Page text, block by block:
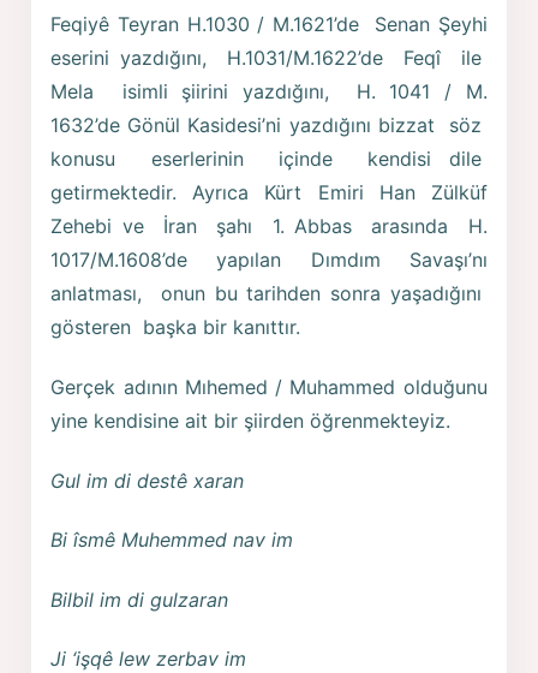
Feqiyê Teyran H.1030 / M.1621’de Senan Şeyhi
eserini yazdığını, H.1031/M.1622’de Feqî ile
Mela isimli şiirini yazdığını, H. 1041 / M.
1632’de Gönül Kasidesi’ni yazdığını bizzat söz
konusu eserlerinin içinde kendisi dile
getirmektedir. Ayrıca Kürt Emiri Han Zülküf
Zehebi ve İran şahı 1. Abbas arasında H.
1017/M.1608’de yapılan Dımdım Savaşı’nı
anlatması, onun bu tarihden sonra yaşadığını
gösteren başka bir kanıttır.
Gerçek adının Mıhemed / Muhammed olduğunu
yine kendisine ait bir şiirden öğrenmekteyiz.
Gul im di destê xaran
Bi îsmê Muhemmed nav im
Bilbil im di gulzaran
Ji ‘işqê lew zerbav im